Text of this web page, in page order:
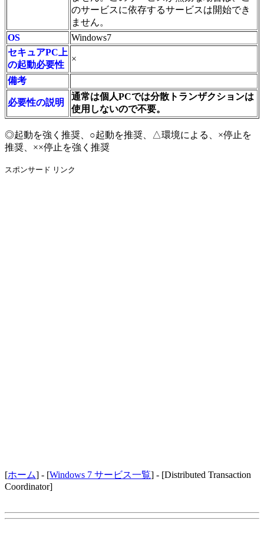
のサービスに依存するサービスは開始でき
ません。
OS
Windows7
セキュアPC上
の起動必要性
×
備考
必要性の説明
通常は個人PCでは分散トランザクションは
使用しないので不要。
◎起動を強く推奨、○起動を推奨、△環境による、×停止を
推奨、××停止を強く推奨
スポンサード リンク
[ホーム] - [Windows 7 サービス一覧] - [Distributed Transaction
Coordinator]